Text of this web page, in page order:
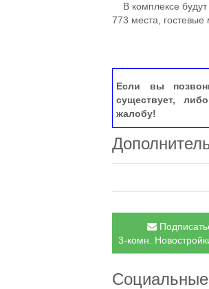
В комплексе будут
773 места, гостевые
Если вы
существует,
жалобу!
3-комн.